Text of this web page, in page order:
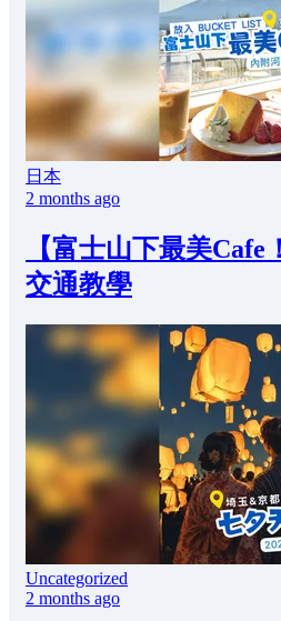
日本
2 months ago
【富士山下最美Cafe
交通教學
Uncategorized
2 months ago